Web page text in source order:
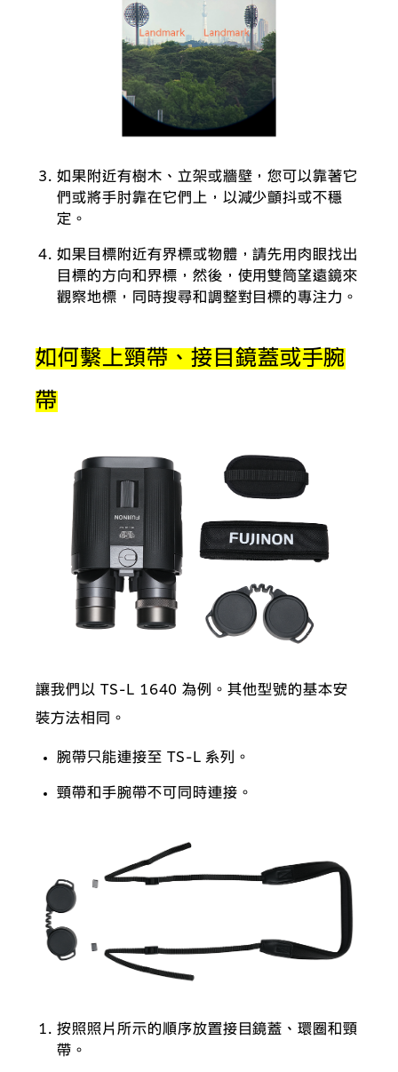
如果附近有樹木、立架或牆壁，您可以靠著它
們或將手肘靠在它們上，以減少顫抖或不穩
定。
如果目標附近有界標或物體，請先用肉眼找出
目標的方向和界標，然後，使用雙筒望遠鏡來
觀察地標，同時搜尋和調整對目標的專注力。
如何繫上頸帶、接目鏡蓋或手腕
帶
讓我們以 TS-L 1640 為例。其他型號的基本安
裝方法相同。
腕帶只能連接至 TS-L 系列。
頸帶和手腕帶不可同時連接。
按照照片所示的順序放置接目鏡蓋、環圈和頸
帶。